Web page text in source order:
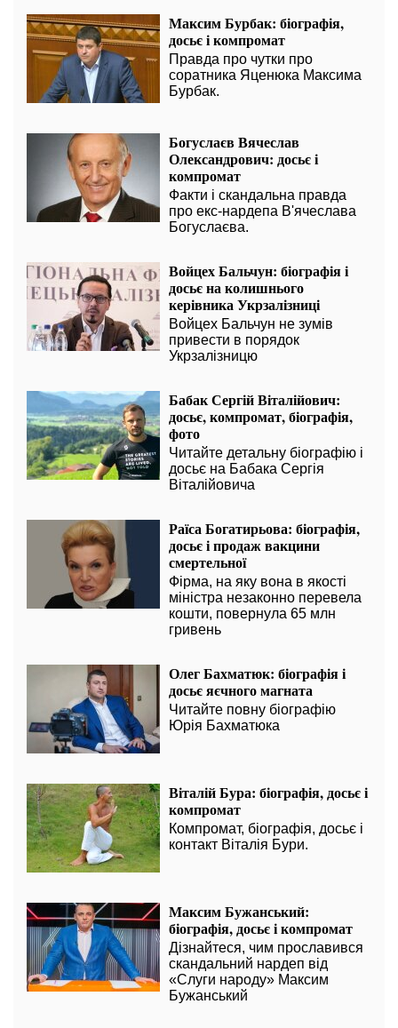
Максим Бурбак: біографія,
досьє і компромат
Правда про чутки про
соратника Яценюка Максима
Бурбак.
Богуслаєв Вячеслав
Олександрович: досьє і
компромат
Факти і скандальна правда
про екс-нардепа В'ячеслава
Богуслаєва.
Войцех Бальчун: біографія і
досьє на колишнього
керівника Укрзалізниці
Войцех Бальчун не зумів
привести в порядок
Укрзалізницю
Бабак Сергій Віталійович:
досьє, компромат, біографія,
фото
Читайте детальну біографію і
досьє на Бабака Сергія
Віталійовича
Раїса Богатирьова: біографія,
досьє і продаж вакцини
смертельної
Фірма, на яку вона в якості
міністра незаконно перевела
кошти, повернула 65 млн
гривень
Олег Бахматюк: біографія і
досьє яєчного магната
Читайте повну біографію
Юрія Бахматюка
Віталій Бура: біографія, досьє і
компромат
Компромат, біографія, досьє і
контакт Віталія Бури.
Максим Бужанський:
біографія, досьє і компромат
Дізнайтеся, чим прославився
скандальний нардеп від
«Слуги народу» Максим
Бужанський